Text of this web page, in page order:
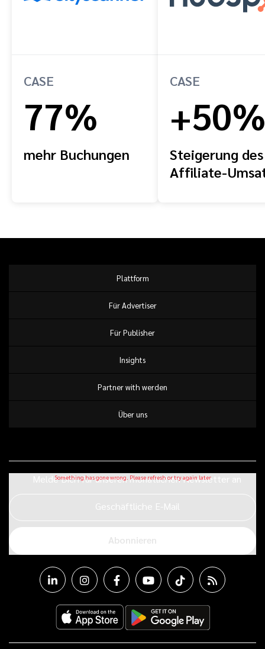
CASE
77%
mehr Buchungen
CASE
+50%
Steigerung des
Affiliate-
Plattform
Für Advertiser
Für Publisher
Insights
Partner with werden
Über uns
Melde Dich für unseren monatlichen Newsletter an
Geschäftliche E-Mail
Abonnieren